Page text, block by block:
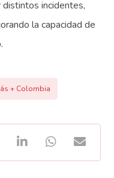
incidentes,
la capacidad de
+ Colombia